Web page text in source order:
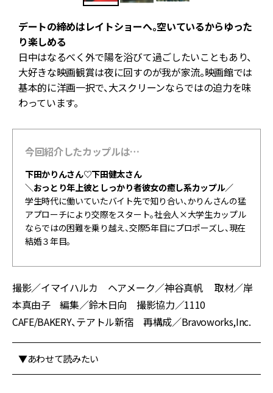
デートの締めはレイトショーへ。空いているからゆった
り楽しめる
日中はなるべく外で陽を浴びて過ごしたいこともあり、
大好きな映画観賞は夜に回すのが我が家流。映画館では
基本的に洋画一択で、大スクリーンならではの迫力を味
わっています。
今回紹介したカップルは…
下田かりんさん♡下田健太さん
＼おっとり年上彼としっかり者彼女の癒し系カップル／
学生時代に働いていたバイト先で知り合い、かりんさんの猛
アプローチにより交際をスタート。社会人×大学生カップル
ならではの困難を乗り越え、交際5年目にプロポーズし、現在
結婚３年目。
撮影／イマイハルカ ヘアメーク／神谷真帆 取材／岸
本真由子 編集／鈴木日向 撮影協力／1110
CAFE/BAKERY、テアトル新宿 再構成／Bravoworks,Inc.
▼あわせて読みたい